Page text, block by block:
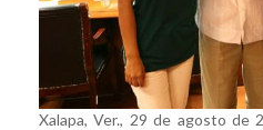
Xalapa, Ver., 29 de agosto de